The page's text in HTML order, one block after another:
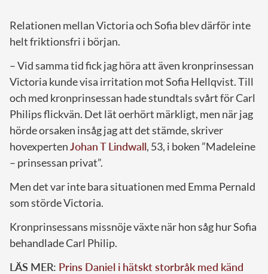
Relationen mellan Victoria och Sofia blev därför inte
helt friktionsfri i början.
– Vid samma tid fick jag höra att även kronprinsessan
Victoria kunde visa irritation mot Sofia Hellqvist. Till
och med kronprinsessan hade stundtals svårt för Carl
Philips flickvän. Det lät oerhört märkligt, men när jag
hörde orsaken insåg jag att det stämde, skriver
hovexpertenJohan T Lindwall, 53, i boken ”Madeleine
– prinsessan privat”.
Men det var inte bara situationen med Emma Pernald
som störde Victoria.
Kronprinsessans missnöje växte när hon såg hur Sofia
behandlade Carl Philip.
LÄS MER: Prins Daniel i hätskt storbråk med känd